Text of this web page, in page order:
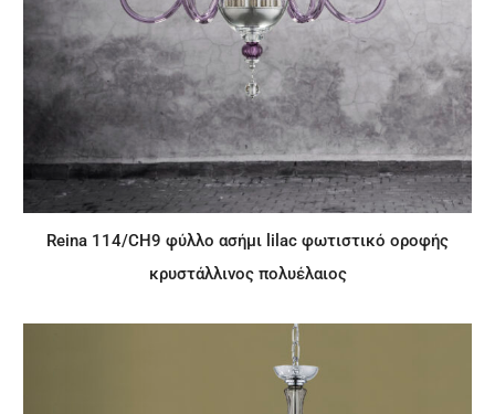
Reina 114/CH9 φύλλο ασήμι lilac φωτιστικό οροφής
κρυστάλλινος πολυέλαιος